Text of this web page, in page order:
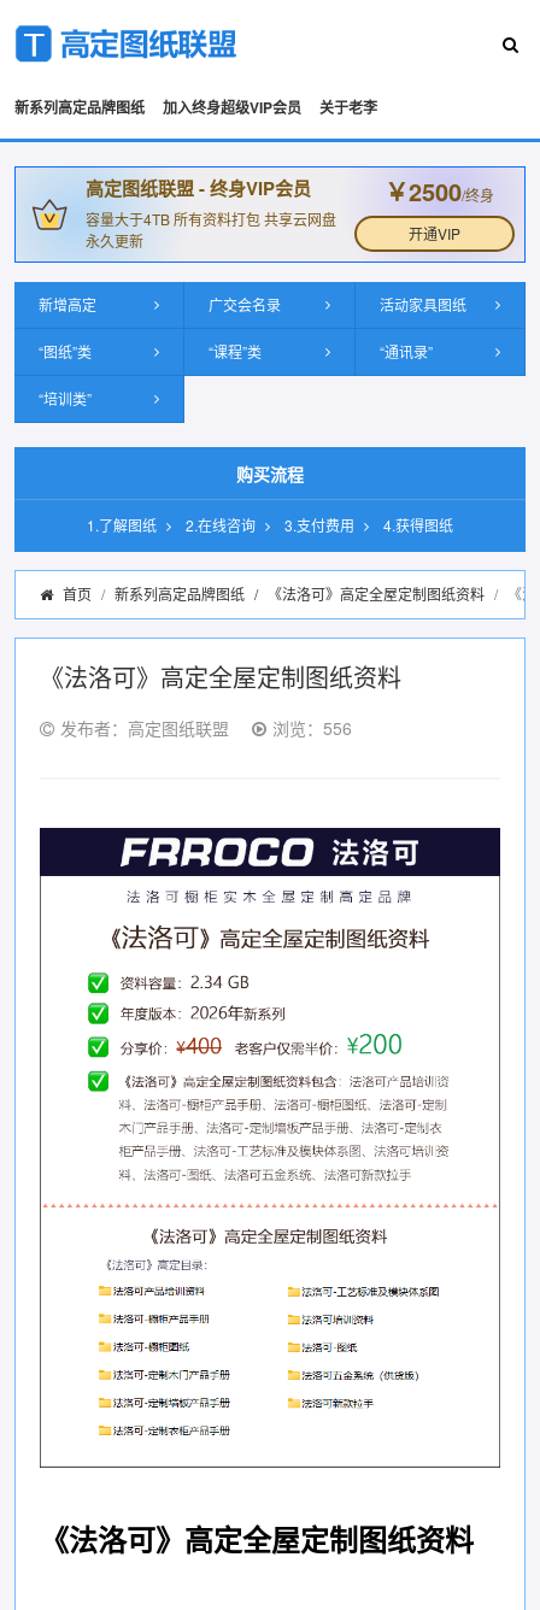
新系列高定品牌图纸 加入终身超级VIP会员 关于老李
高定图纸联盟 - 终身VIP会员
容量大于4TB 所有资料打包 共享云网盘
永久更新
￥2500/终身
开通VIP
新增高定 广交会名录 活动家具图纸
“图纸”类 “课程”类 “通讯录”
“培训类”
购买流程
1.了解图纸 2.在线咨询 3.支付费用 4.获得图纸
首页 新系列高定品牌图纸 / 《法洛可》高定全屋定制图纸资料 《
《法洛可》高定全屋定制图纸资料
发布者：高定图纸联盟 浏览：556
《法洛可》高定全屋定制图纸资料